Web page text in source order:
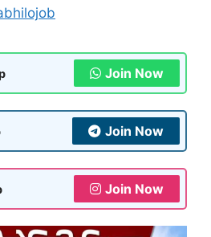
Join Now
Join Now
Join Now